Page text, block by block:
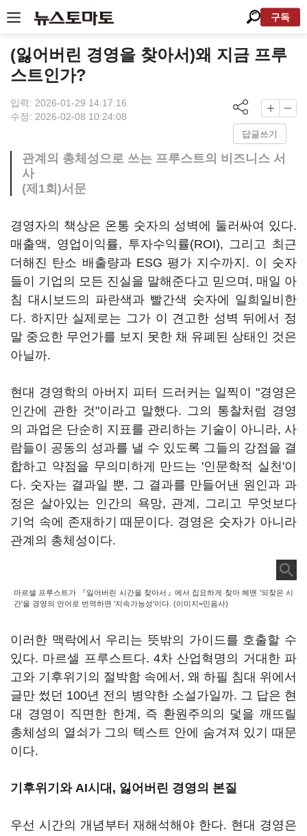
구독
(잃어버린 경영을 찾아서)왜 지금 프루
스트인가?
입력: 2026-01-29 14:17:16
수정: 2026-02-08 10:24:08
답글쓰기
관계의 총체성으로 쓰는 프루스트의 비즈니스 서
사
(제1회)서문
경영자의 책상은 온통 숫자의 성벽에 둘러싸여 있다.
매출액, 영업이익률, 투자수익률(ROI), 그리고 최근
더해진 탄소 배출량과 ESG 평가 지수까지. 이 숫자
들이 기업의 모든 진실을 말해준다고 믿으며, 매일 아
침 대시보드의 파란색과 빨간색 숫자에 일희일비한
다. 하지만 실제로는 그가 이 견고한 성벽 뒤에서 정
말 중요한 무언가를 보지 못한 채 유폐된 상태인 것은
아닐까.
현대 경영학의 아버지 피터 드러커는 일찍이 "경영은
인간에 관한 것"이라고 말했다. 그의 통찰처럼 경영
의 과업은 단순히 지표를 관리하는 기술이 아니라, 사
람들이 공동의 성과를 낼 수 있도록 그들의 강점을 결
합하고 약점을 무의미하게 만드는 '인문학적 실천'이
다. 숫자는 결과일 뿐, 그 결과를 만들어낸 원인과 과
정은 살아있는 인간의 욕망, 관계, 그리고 무엇보다
기억 속에 존재하기 때문이다. 경영은 숫자가 아니라
관계의 총체성이다.
마르셀 프루스트가 『잃어버린 시간을 찾아서』에서 집요하게 찾아 헤맨 '되찾은 시
간'을 경영의 언어로 번역하면 '지속가능성'이다. (이미지=민음사)
이러한 맥락에서 우리는 뜻밖의 가이드를 호출할 수
있다. 마르셀 프루스트다. 4차 산업혁명의 거대한 파
고와 기후위기의 절박함 속에서, 왜 하필 침대 위에서
글만 썼던 100년 전의 병약한 소설가일까. 그 답은 현
대 경영이 직면한 한계, 즉 환원주의의 덫을 깨뜨릴
총체성의 열쇠가 그의 텍스트 안에 숨겨져 있기 때문
이다.
기후위기와 AI시대, 잃어버린 경영의 본질
우선 시간의 개념부터 재해석해야 한다. 현대 경영은